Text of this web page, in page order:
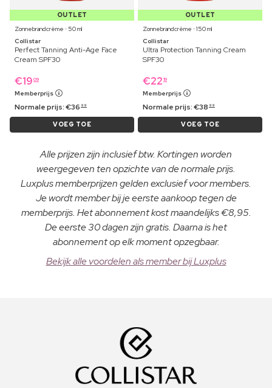
OUTLET
Zonnebrandcrème ⋅ 50 ml
Collistar
Perfect Tanning Anti-Age Face
Cream SPF30
€19 09
Memberprijs
Normale prijs:€36 99
VOEG TOE
OUTLET
Zonnebrandcrème ⋅ 150 ml
Collistar
Ultra Protection Tanning Cream
SPF30
€22 19
Memberprijs
Normale prijs:€38 99
VOEG TOE
Alle prijzen zijn inclusief btw. Kortingen worden
weergegeven ten opzichte van de normale prijs.
Luxplus memberprijzen gelden exclusief voor members.
Je wordt member bij je eerste aankoop tegen de
memberprijs. Het abonnement kost maandelijks €8,95.
De eerste 30 dagen zijn gratis. Daarna is het
abonnement op elk moment opzegbaar.
Bekijk alle voordelen als member bij Luxplus